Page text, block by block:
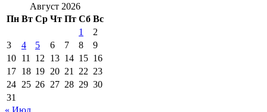
Август 2026
Пн Вт Ср Чт Пт Сб Вс
1
2
3
4 5 6 7 8
9
10 11 12 13 14 15 16
17 18 19 20 21 22 23
24 25 26 27 28 29 30
31
« Июл